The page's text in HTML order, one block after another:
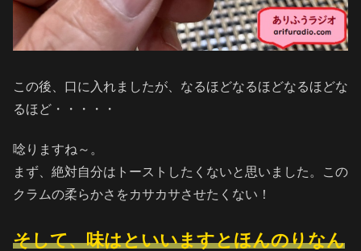
この後、口に入れましたが、なるほどなるほどなるほどな
るほど・・・・・
唸りますね～。
まず、絶対自分はトーストしたくないと思いました。この
クラムの柔らかさをカサカサさせたくない！
そして、味はといいますとほんのりなん